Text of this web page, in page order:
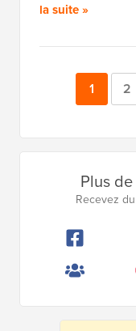
la suite »
Page
1 2
Plus de
Recevez